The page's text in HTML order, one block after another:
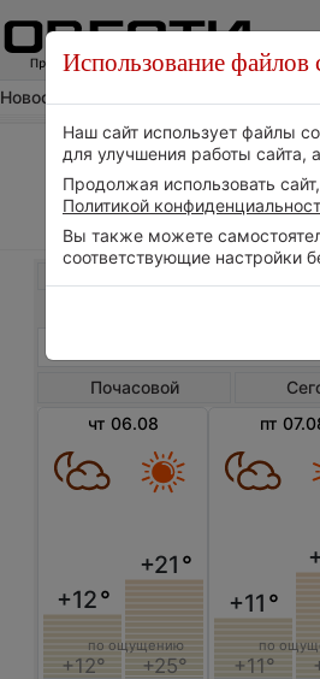
Новости погоды
Почасовой
чт 06.08
+12°
+12°
+21 °
+25°
по ощущению
пт
+11 °
+11°
по
Использование файлов
Наш сайт использует файлы
для улучшения работы сайта,
Продолжая использовать
Политикой
Вы также можете
соответствующие настройки